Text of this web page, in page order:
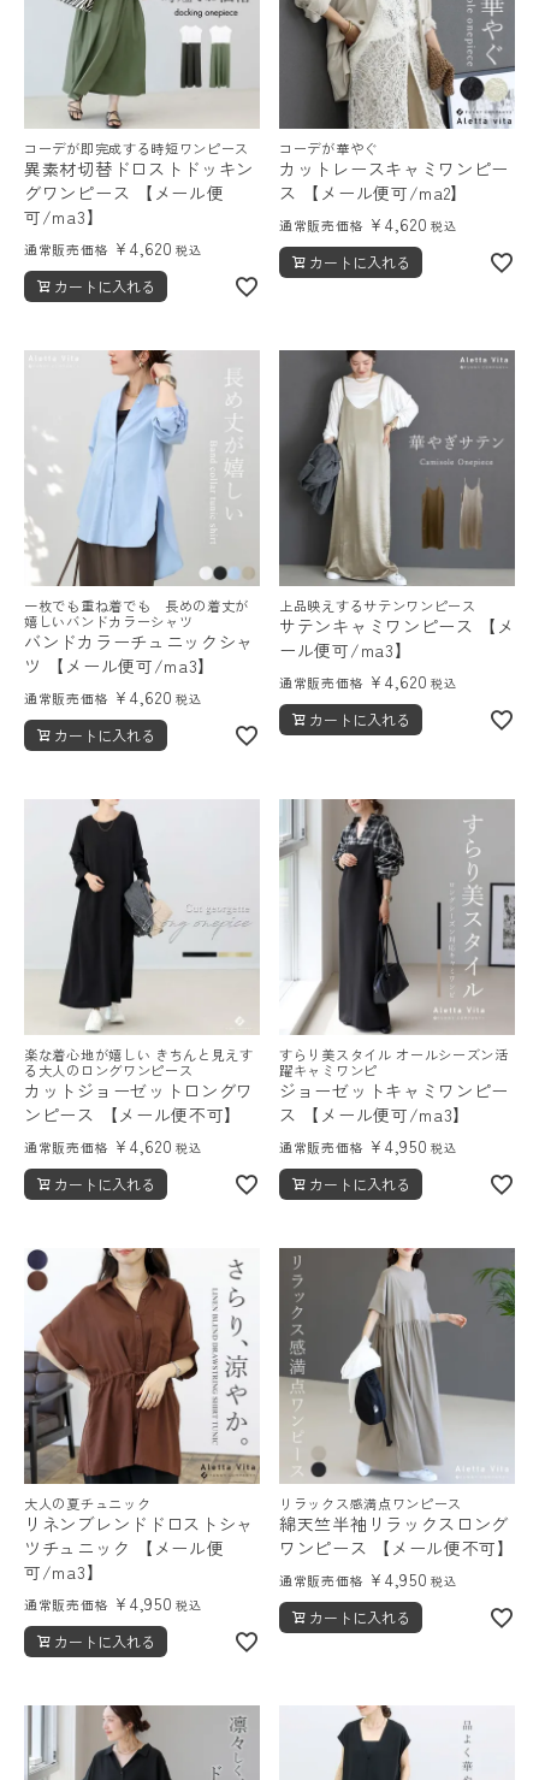
コーデが即完成する時短ワンピース
異素材切替ドロストドッキン
グワンピース 【メール便
可/ma3】
通常販売価格 ¥ 4,620 税込
カートに入れる
コーデが華やぐ
カットレースキャミワンピー
ス 【メール便可/ma2】
通常販売価格 ¥ 4,620 税込
カートに入れる
一枚でも重ね着でも 長めの着丈が
嬉しいバンドカラーシャツ
バンドカラーチュニックシャ
ツ 【メール便可/ma3】
通常販売価格 ¥ 4,620 税込
カートに入れる
上品映えするサテンワンピース
サテンキャミワンピース 【メ
ール便可/ma3】
通常販売価格 ¥ 4,620 税込
カートに入れる
楽な着心地が嬉しい きちんと見えす
る大人のロングワンピース
カットジョーゼットロングワ
ンピース 【メール便不可】
通常販売価格 ¥ 4,620 税込
カートに入れる
すらり美スタイル オールシーズン活
躍キャミワンピ
ジョーゼットキャミワンピー
ス 【メール便可/ma3】
通常販売価格 ¥ 4,950 税込
カートに入れる
大人の夏チュニック
リネンブレンドドロストシャ
ツチュニック 【メール便
可/ma3】
通常販売価格 ¥ 4,950 税込
カートに入れる
リラックス感満点ワンピース
綿天竺半袖リラックスロング
ワンピース 【メール便不可】
通常販売価格 ¥ 4,950 税込
カートに入れる